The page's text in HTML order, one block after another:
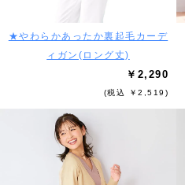
★やわらかあったか裏起毛カーデ
ィガン(ロング丈)
￥2,290
(税込 ￥2,519)